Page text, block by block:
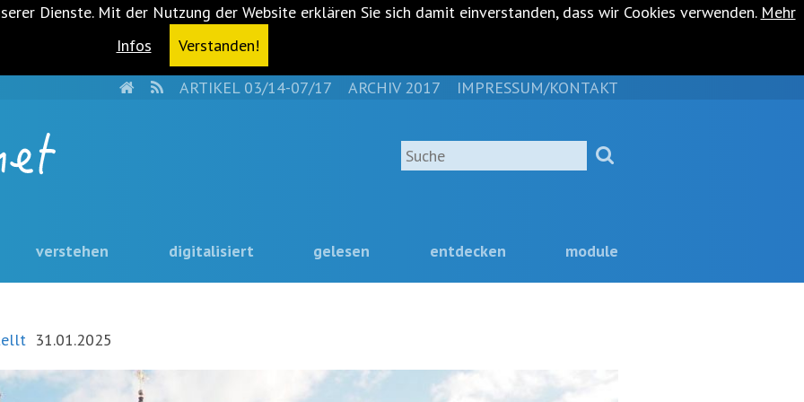
Dienste. Mit der Nutzung der Website erklären Sie sich damit einverstanden, dass wir Cookies verwenden. Mehr
Infos
Verstanden!
HOMERSSARTIKEL 03/14-07/17 ARCHIV 2017 IMPRESSUM/KONTAKT
Suche
verstehen digitalisiert gelesen entdecken module
31.01.2025